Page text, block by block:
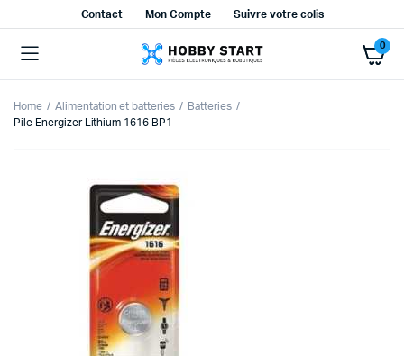
Contact Mon Compte Suivre votre colis
0
Home Alimentation et batteries
Batteries
Pile Energizer Lithium 1616 BP1